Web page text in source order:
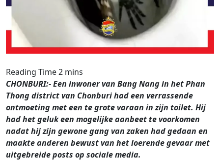
CHONBURI:- Een inwoner van Bang Nang in het Phan
Thong district van Chonburi had een verrassende
ontmoeting met een te grote varaan in zijn toilet. Hij
had het geluk een mogelijke aanbeet te voorkomen
nadat hij zijn gewone gang van zaken had gedaan en
maakte anderen bewust van het loerende gevaar met
uitgebreide posts op sociale media.